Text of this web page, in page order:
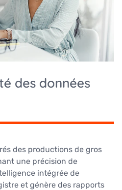
des données
des productions de gros
une précision de
intégrée de
et génère des rapports